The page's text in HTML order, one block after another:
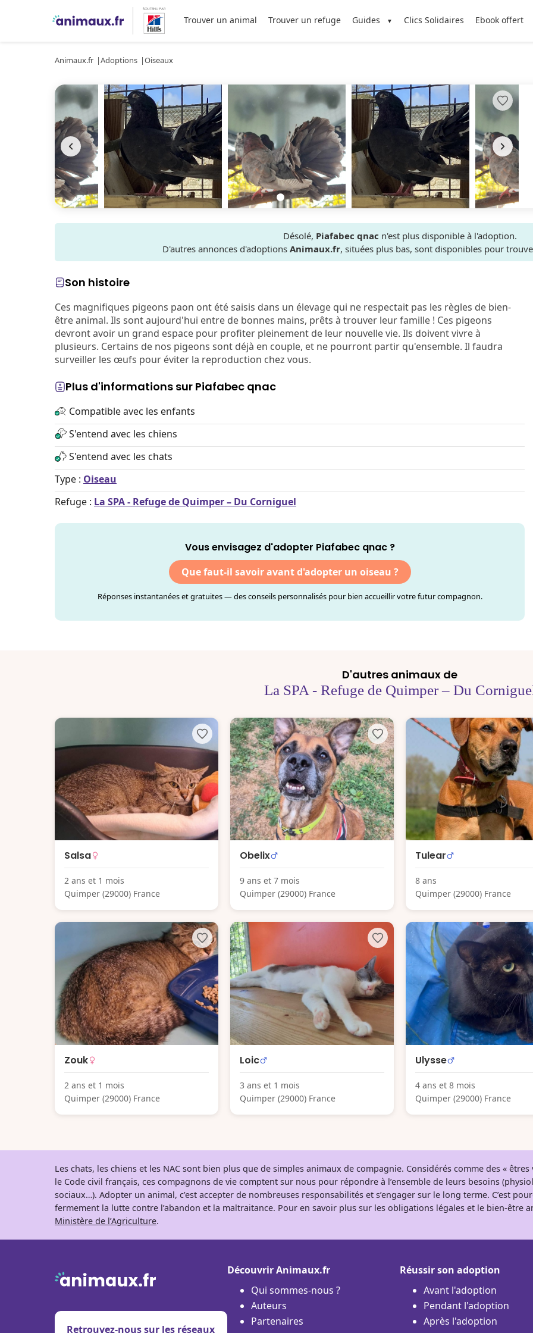
Trouver un animal Trouver un refuge Guides Clics Solidaires Ebook offert
Animaux.fr Adoptions Oiseaux
Désolé, Piafabec qnac n'est plus disponible à l'adoption.
D'autres annonces d'adoptions Animaux.fr, situées plus bas, sont disponibles pour
Son histoire
Ces magnifiques pigeons paon ont été saisis dans un élevage qui ne respectait pas les règles de bien-
être animal. Ils sont aujourd'hui entre de bonnes mains, prêts à trouver leur famille ! Ces pigeons
devront avoir un grand espace pour profiter pleinement de leur nouvelle vie. Ils doivent vivre à
plusieurs. Certains de nos pigeons sont déjà en couple, et ne pourront partir qu'ensemble. Il faudra
surveiller les œufs pour éviter la reproduction chez vous.
Plus d'informations sur Piafabec qnac
Compatible avec les enfants
S'entend avec les chiens
S'entend avec les chats
Type : Oiseau
Refuge : La SPA - Refuge de Quimper – Du Corniguel
Vous envisagez d'adopter Piafabec qnac ?
Que faut-il savoir avant d'adopter un oiseau ?
Réponses instantanées et gratuites — des conseils personnalisés pour bien accueillir votre futur compagnon.
D'autres animaux de
La SPA - Refuge de Quimper – Du
Salsa
2 ans et 1 mois
Quimper (29000) France
Obelix
9 ans et 7 mois
Quimper (29000) France
Tulear
8 ans
Quimper (29000) France
Zouk
2 ans et 1 mois
Quimper (29000) France
Loic
3 ans et 1 mois
Quimper (29000) France
Ulysse
4 ans et 8 mois
Quimper (29000) France
Les chats, les chiens et les NAC sont bien plus que de simples animaux de compagnie. Considérés comme des «
le Code civil français, ces compagnons de vie comptent sur nous pour répondre à l’ensemble de leurs besoins
sociaux…). Adopter un animal, c’est accepter de nombreuses responsabilités et s’engager sur le long terme. C’est
fermement la lutte contre l’abandon et la maltraitance. Pour en savoir plus sur les obligations légales et le bien-être
Ministère de l’Agriculture.
Retrouvez-nous sur les réseaux
Découvrir Animaux.fr
Qui sommes-nous ?
Auteurs
Partenaires
Réussir son adoption
Avant l'adoption
Pendant l'adoption
Après l'adoption